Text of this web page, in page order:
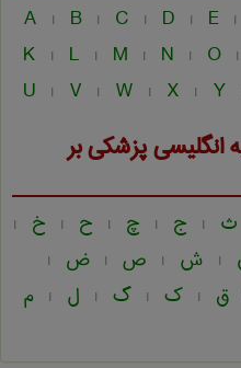
A | B | C | D | E |
K | L | M | N | O |
U | V | W | X | Y
انگلیسیپزشكیبر
ث | ج | چ | ح | خ |
| ش | ص | ض |
ق | ک | گ | ل | م